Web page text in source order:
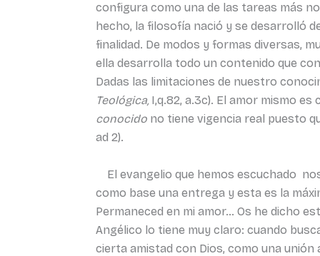
configura como una de las tareas más
hecho, la filosofía nació y se desarrolló
finalidad. De modos y formas diversas,
ella desarrolla todo un contenido que
Dadas las limitaciones de nuestro
Teológica, I,q.82, a.3c). El amor mismo
conocido no tiene vigencia real puesto
ad 2).
El evangelio que hemos escuchado
como base una entrega y esta es la
Permaneced en mi amor… Os he dicho
Angélico lo tiene muy claro: cuando
cierta amistad con Dios, como una